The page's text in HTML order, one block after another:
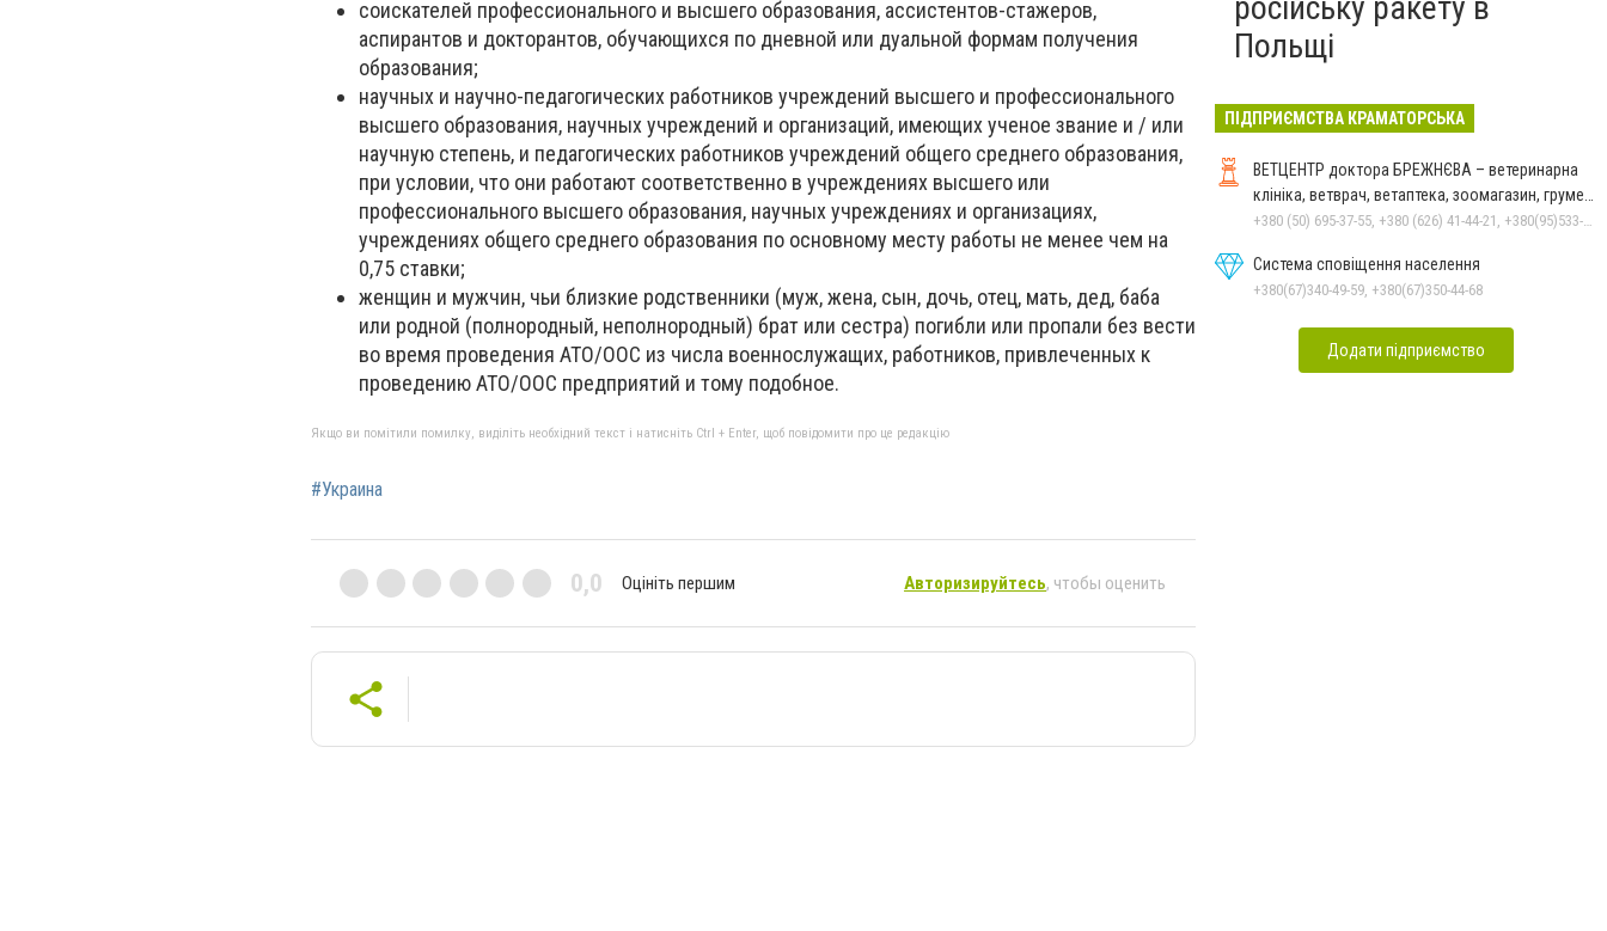
соискателей профессионального и высшего образования, ассистентов-стажеров,
аспирантов и докторантов, обучающихся по дневной или дуальной формам получения
образования;
научных и научно-педагогических работников учреждений высшего и профессионального
высшего образования, научных учреждений и организаций, имеющих ученое звание и / или
научную степень, и педагогических работников учреждений общего среднего образования,
при условии, что они работают соответственно в учреждениях высшего или
профессионального высшего образования, научных учреждениях и организациях,
учреждениях общего среднего образования по основному месту работы не менее чем на
0,75 ставки;
женщин и мужчин, чьи близкие родственники (муж, жена, сын, дочь, отец, мать, дед, баба
или родной (полнородный, неполнородный) брат или сестра) погибли или пропали без вести
во время проведения АТО/ООС из числа военнослужащих, работников, привлеченных к
проведению АТО/ООС предприятий и тому подобное.
Якщо ви помітили помилку, виділіть необхідний текст і натисніть Ctrl + Enter, щоб повідомити про це редакцію
#Украина
0,0 Оцініть першим Авторизируйтесь, чтобы оценить
Польщі
ПІДПРИЄМСТВА КРАМАТОРСЬКА
ВЕТЦЕНТР доктора БРЕЖНЄВА – ветеринарна
клініка, ветврач, ветаптека, зоомагазин, грумер,
стрижки.
+380 (50) 695-37-55, +380 (626) 41-44-21, +380(95)533-90-03
Система сповіщення населення
+380(67)340-49-59, +380(67)350-44-68
Додати підприємство